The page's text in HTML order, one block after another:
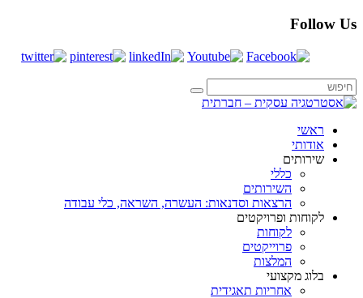
Follow Us
ראשי
אודותי
שירותים
כללי
השירותים
הרצאות וסדנאות: העשרה, השראה, כלי עבודה
לקוחות ופרויקטים
לקוחות
פרוייקטים
המלצות
בלוג מקצועי
אחריות תאגידית